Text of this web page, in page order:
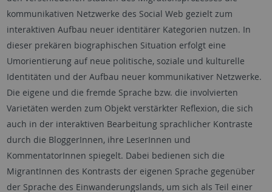
kommunikativen Netzwerke des Social Web gezielt zum
interaktiven Aufbau neuer identitärer Kategorien nutzen. In
dieser prekären biographischen Situation erfolgt eine
Umorientierung auf neue politische, soziale und kulturelle
Identitäten und der Aufbau neuer kommunikativer Netzwerke.
Die eigene und die fremde Sprache bzw. die involvierten
Varietäten werden zum Objekt verstärkter Reflexion, die sich
auch in der interaktiven Bearbeitung sprachlicher Kontraste
durch die BloggerInnen, ihre LeserInnen und
KommentatorInnen spiegelt. Dabei bedienen sich die
MigrantInnen des Kontrasts der eigenen Sprache gegenüber
der Sprache des Einwanderungslands, um sich als Teil einer